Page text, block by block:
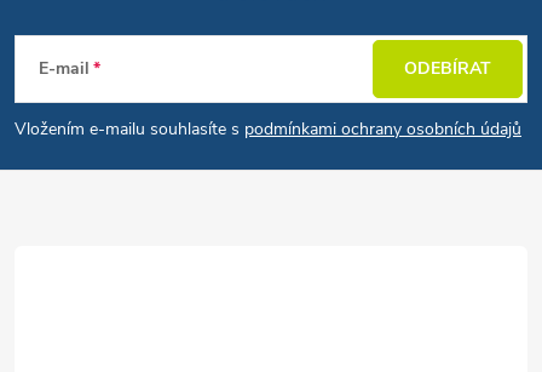
E-mail
Vložením e-mailu souhlasíte s podmínkami ochrany osobních údajů
ODEBÍRAT